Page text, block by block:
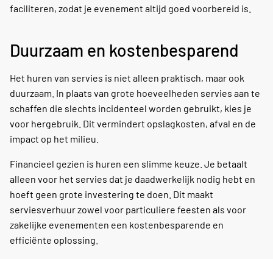
faciliteren, zodat je evenement altijd goed voorbereid is.
Duurzaam en kostenbesparend
Het huren van servies is niet alleen praktisch, maar ook
duurzaam. In plaats van grote hoeveelheden servies aan te
schaffen die slechts incidenteel worden gebruikt, kies je
voor hergebruik. Dit vermindert opslagkosten, afval en de
impact op het milieu.
Financieel gezien is huren een slimme keuze. Je betaalt
alleen voor het servies dat je daadwerkelijk nodig hebt en
hoeft geen grote investering te doen. Dit maakt
serviesverhuur zowel voor particuliere feesten als voor
zakelijke evenementen een kostenbesparende en
efficiënte oplossing.